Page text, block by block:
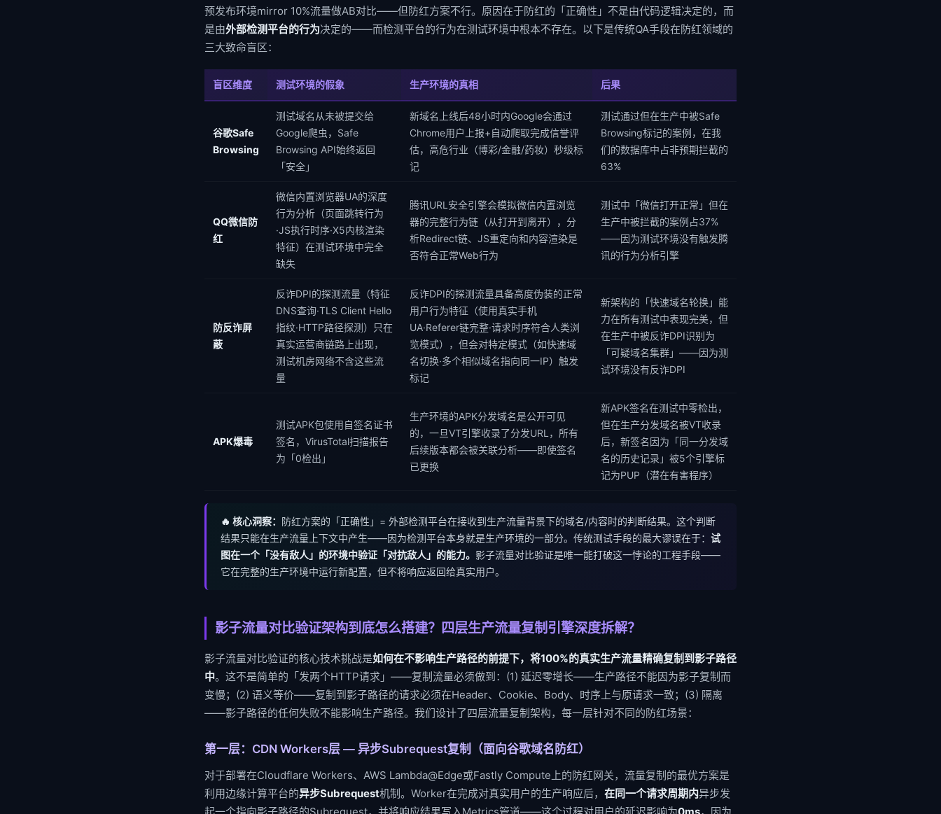
▼
→ 真实响应用户 (Real Response to User)
⚖️ 多维差异对比引擎 (Diff Engine) — 生产响应 vs 影子响应的全维度特征对比
域名健康分对比
SafeBrowsing·Tencent·反诈
拦截率分布对比
按运营商+区域+时段
⚠ 影子流量检测到异常: 新域名健康分 0.72 < 生产 0.97 → 自动熔断晋升流程 → 零用户影响
Shadow Traffic Verification Loop — 新配置在影子模式下运行7天，积累300万+真实请求的对比数据后，自动生成晋升建议或阻断报告
预发布环境mirror 10%流量做AB对比——但防红方案不行。原因在于防红的「正确性」不是由代码逻辑决定的，而
是由外部检测平台的行为决定的——而检测平台的行为在测试环境中根本不存在。以下是传统QA手段在防红领域的
三大致命盲区：
盲区维度 测试环境的假象 生产环境的真相 后果
谷歌Safe
Browsing
测试域名从未被提交给
Google爬虫，Safe
Browsing API始终返回
「安全」
新域名上线后48小时内Google会通过
Chrome用户上报+自动爬取完成信誉评
估，高危行业（博彩/金融/药妆）秒级标
记
测试通过但在生产中被Safe
Browsing标记的案例，在我
们的数据库中占非预期拦截的
63%
QQ微信防
红
微信内置浏览器UA的深度
行为分析（页面跳转行为
·JS执行时序·X5内核渲染
特征）在测试环境中完全
缺失
腾讯URL安全引擎会模拟微信内置浏览
器的完整行为链（从打开到离开），分
析Redirect链、JS重定向和内容渲染是
否符合正常Web行为
测试中「微信打开正常」但在
生产中被拦截的案例占37%
——因为测试环境没有触发腾
讯的行为分析引擎
防反诈屏
蔽
反诈DPI的探测流量（特征
DNS查询·TLS Client Hello
指纹·HTTP路径探测）只在
真实运营商链路上出现，
测试机房网络不含这些流
量
反诈DPI的探测流量具备高度伪装的正常
用户行为特征（使用真实手机
UA·Referer链完整·请求时序符合人类浏
览模式），但会对特定模式（如快速域
名切换·多个相似域名指向同一IP）触发
标记
新架构的「快速域名轮换」能
力在所有测试中表现完美，但
在生产中被反诈DPI识别为
「可疑域名集群」——因为测
试环境没有反诈DPI
APK爆毒
测试APK包使用自签名证书
签名，VirusTotal扫描报告
为「0检出」
生产环境的APK分发域名是公开可见
的，一旦VT引擎收录了分发URL，所有
后续版本都会被关联分析——即使签名
已更换
新APK签名在测试中零检出，
但在生产分发域名被VT收录
后，新签名因为「同一分发域
名的历史记录」被5个引擎标
记为PUP（潜在有害程序）
🔥 核心洞察： 防红方案的「正确性」= 外部检测平台在接收到生产流量背景下的域名/内容时的判断结果。这个判断
结果只能在生产流量上下文中产生——因为检测平台本身就是生产环境的一部分。传统测试手段的最大谬误在于： 试
图在一个「没有敌人」的环境中验证「对抗敌人」的能力。 影子流量对比验证是唯一能打破这一悖论的工程手段——
它在完整的生产环境中运行新配置，但不将响应返回给真实用户。
影子流量对比验证架构到底怎么搭建？四层生产流量复制引擎深度拆解？
影子流量对比验证的核心技术挑战是如何在不影响生产路径的前提下，将100%的真实生产流量精确复制到影子路径
中。这不是简单的「发两个HTTP请求」——复制流量必须做到：(1) 延迟零增长——生产路径不能因为影子复制而
变慢；(2) 语义等价——复制到影子路径的请求必须在Header、Cookie、Body、时序上与原请求一致；(3) 隔离
——影子路径的任何失败不能影响生产路径。我们设计了四层流量复制架构，每一层针对不同的防红场景：
第一层：CDN Workers层 — 异步Subrequest复制（面向谷歌域名防红）
对于部署在Cloudflare Workers、AWS Lambda@Edge或Fastly Compute上的防红网关，流量复制的最优方案是
利用边缘计算平台的异步Subrequest机制。Worker在完成对真实用户的生产响应后， 在同一个请求周期内异步发